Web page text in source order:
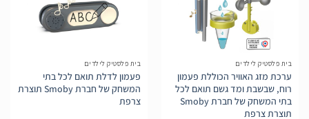
בית פלסטיק לילדים
ערכת מזג האוויר הכוללת פעמון
רוח, שבשבת ומד גשם תואם לכל
בתי המשחק של חברת Smoby
תוצרת צרפת
בית פלסטיק לילדים
פעמון לדלת תואם לכל בתי
המשחק של חברת Smoby תוצרת
צרפת